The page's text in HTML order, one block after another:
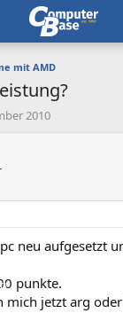
mit AMD
2010
neu aufgesetzt
punkte.
mich jetzt arg